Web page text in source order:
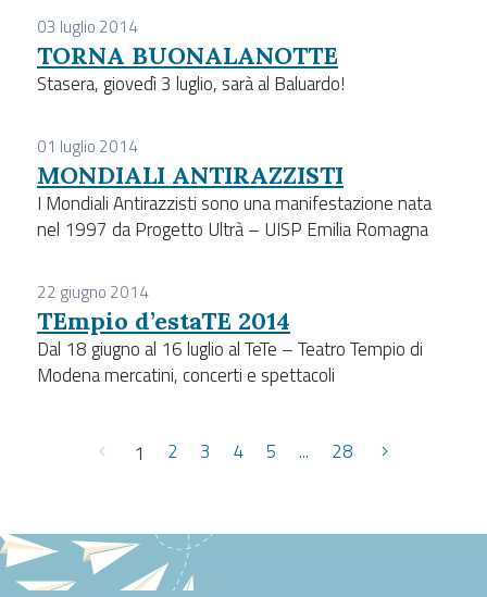
03 luglio 2014
TORNA BUONALANOTTE
Stasera, giovedì 3 luglio, sarà al Baluardo!
01 luglio 2014
MONDIALI ANTIRAZZISTI
I Mondiali Antirazzisti sono una manifestazione nata
nel 1997 da Progetto Ultrà – UISP Emilia Romagna
22 giugno 2014
TEmpio d’estaTE 2014
Dal 18 giugno al 16 luglio al TeTe – Teatro Tempio di
Modena mercatini, concerti e spettacoli
1 2 3 4 5 ... 28